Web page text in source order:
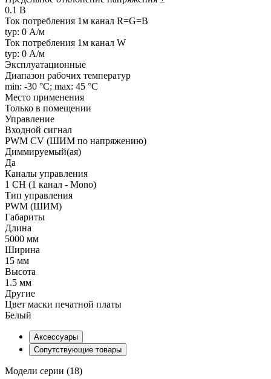
0.1 В
Ток потребления 1м канал R=G=B
typ: 0 А/м
Ток потребления 1м канал W
typ: 0 А/м
Эксплуатационные
Диапазон рабочих температур
min: -30 °C; max: 45 °C
Место применения
Только в помещении
Управление
Входной сигнал
PWM СV (ШИМ по напряжению)
Диммируемый(ая)
Да
Каналы управления
1 CH (1 канал - Mono)
Тип управления
PWM (ШИМ)
Габариты
Длина
5000 мм
Ширина
15 мм
Высота
1.5 мм
Другие
Цвет маски печатной платы
Белый
Аксессуары
Сопутствующие товары
Модели серии (18)